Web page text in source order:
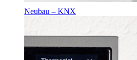
Neubau – KNX